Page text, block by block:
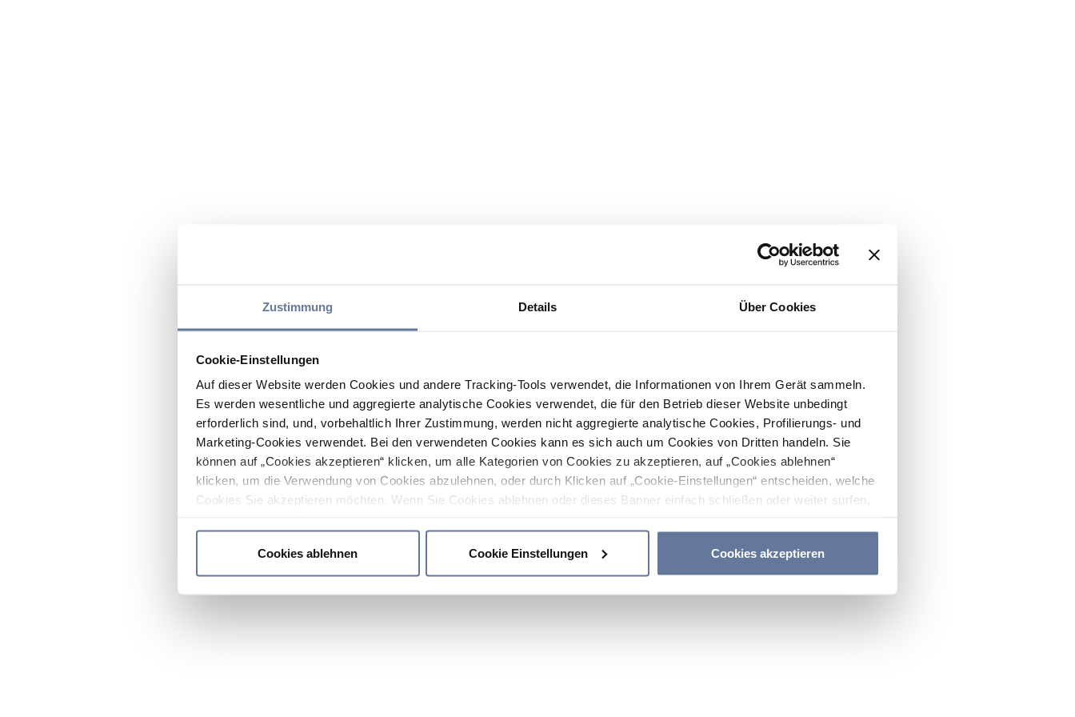
Zustimmung Details Über Cookies
Cookie-Einstellungen
Auf dieser Website werden Cookies und andere Tracking-Tools verwendet, die Informationen von Ihrem Gerät sammeln.
Es werden wesentliche und aggregierte analytische Cookies verwendet, die für den Betrieb dieser Website unbedingt
erforderlich sind, und, vorbehaltlich Ihrer Zustimmung, werden nicht aggregierte analytische Cookies, Profilierungs- und
Marketing-Cookies verwendet. Bei den verwendeten Cookies kann es sich auch um Cookies von Dritten handeln. Sie
können auf „Cookies akzeptieren“ klicken, um alle Kategorien von Cookies zu akzeptieren, auf „Cookies ablehnen“
klicken, um die Verwendung von Cookies abzulehnen, oder durch Klicken auf „Cookie-Einstellungen“ entscheiden, welche
Cookies Sie akzeptieren möchten. Wenn Sie Cookies ablehnen oder dieses Banner einfach schließen oder weiter surfen,
Cookies ablehnen
Cookie Einstellungen Cookies akzeptieren